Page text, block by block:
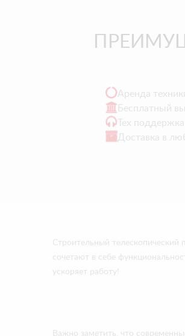
Аренда
Бесплатный
Тех
Доставка в
Строительный
сочетают в себе
ускоряет работу!
Важно заметить, что